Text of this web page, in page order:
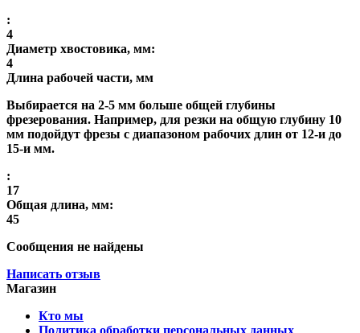
:
4
Диаметр хвостовика, мм:
4
Длина рабочей части, мм
Выбирается на 2-5 мм больше общей глубины
фрезерования. Например, для резки на общую глубину 10
мм подойдут фрезы с диапазоном рабочих длин от 12-и до
15-и мм.
:
17
Общая длина, мм:
45
Сообщения не найдены
Написать отзыв
Магазин
Кто мы
Политика обработки персональных данных